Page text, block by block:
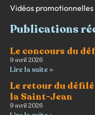
Vidéos promotionnelles
Publications
Le concours du
9 avril 2026
Lire la suite »
Le retour du
la Saint-Jean
9 avril 2026